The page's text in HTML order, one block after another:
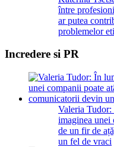
între
ar putea
problemelor
Incredere si PR
Valeria
imaginea unei
de un fir de
un fel de vraci